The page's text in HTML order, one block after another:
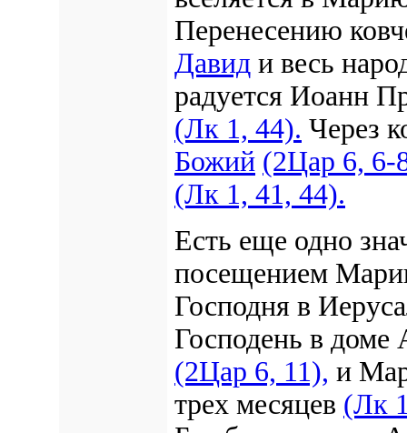
Перенесению
Давид и весь
радуется Иоанн
(Лк 1, 44). Через
Божий (2Цар 6, 6-
(Лк 1, 41, 44).
Есть еще одно
посещением
Господня в
Господень в доме
(2Цар 6, 11), и
трех месяцев (Лк